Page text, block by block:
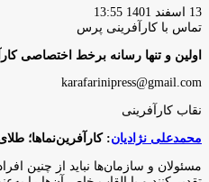
13 اسفند 1401 13:55
تماس با کارآفرینی پرس
اولین و تنها رسانه برخط اختصاصی
karafarinipress@gmail.com
نقاب کارآفرینی
محمدعلی نژادیان: کارآفرین‌نماها؛
مسئولان و سازمان‌ها نباید از چنین